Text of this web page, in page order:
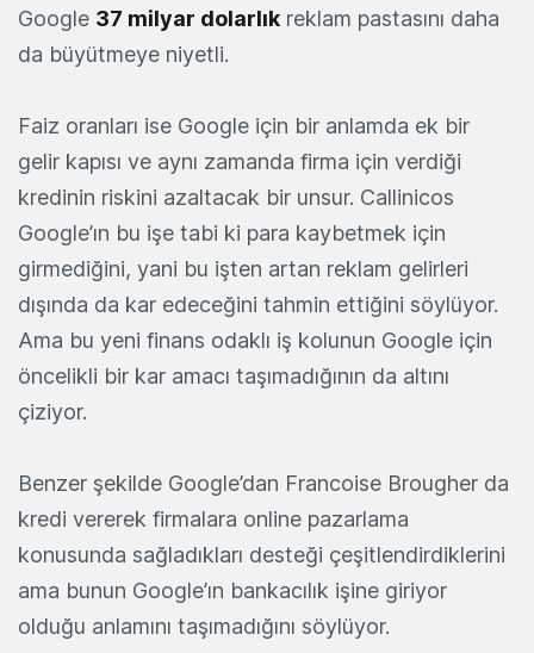
Google 37 milyar dolarlık reklam pastasını daha
da büyütmeye niyetli.
Faiz oranları ise Google için bir anlamda ek bir
gelir kapısı ve aynı zamanda firma için verdiği
kredinin riskini azaltacak bir unsur. Callinicos
Google’ın bu işe tabi ki para kaybetmek için
girmediğini, yani bu işten artan reklam gelirleri
dışında da kar edeceğini tahmin ettiğini söylüyor.
Ama bu yeni finans odaklı iş kolunun Google için
öncelikli bir kar amacı taşımadığının da altını
çiziyor.
Benzer şekilde Google’dan Francoise Brougher da
kredi vererek firmalara online pazarlama
konusunda sağladıkları desteği çeşitlendirdiklerini
ama bunun Google’ın bankacılık işine giriyor
olduğu anlamını taşımadığını söylüyor.